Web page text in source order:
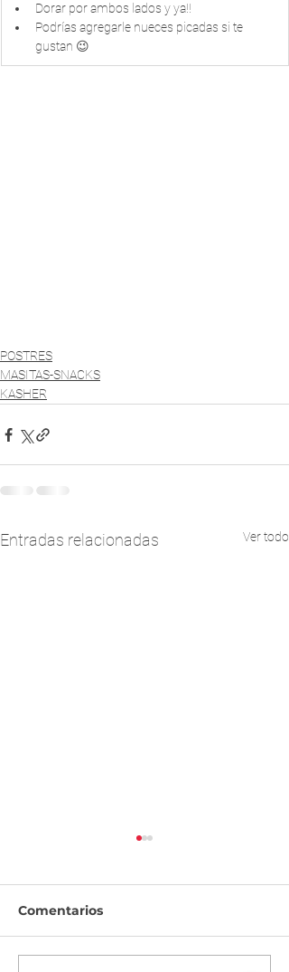
Dorar por ambos lados y ya!!
Podrías agregarle nueces picadas si te
gustan 😉
POSTRES
MASITAS-SNACKS
KASHER
Entradas relacionadas Ver todo
Comentarios